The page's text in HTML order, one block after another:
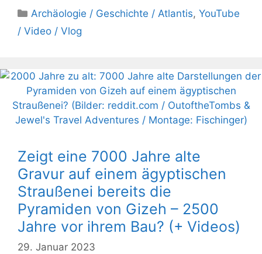
Kategorien
Archäologie / Geschichte / Atlantis,YouTube
/ Video / Vlog
Zeigt eine 7000 Jahre alte
Gravur auf einem ägyptischen
Straußenei bereits die
Pyramiden von Gizeh – 2500
Jahre vor ihrem Bau? (+ Videos)
29. Januar 2023